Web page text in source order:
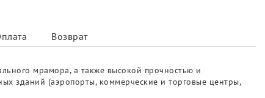
Возврат
мрамора, а также высокой прочностью и
зданий (аэропорты, коммерческие и торговые центры,